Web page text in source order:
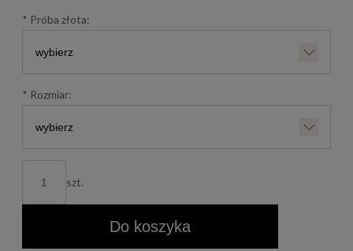
* Próba złota:
* Rozmiar:
szt.
Do koszyka